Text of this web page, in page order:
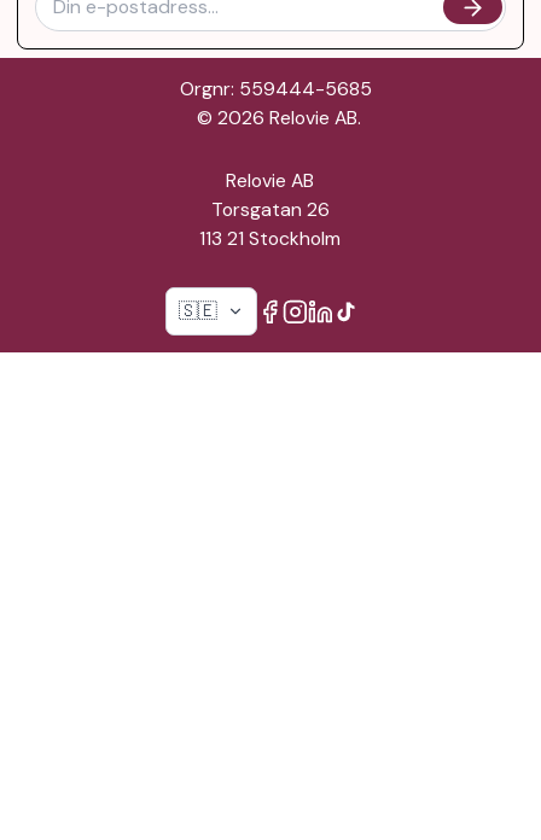
Orgnr: 559444-5685
© 2026 Relovie AB.
Relovie AB
Torsgatan 26
113 21 Stockholm
🇸🇪